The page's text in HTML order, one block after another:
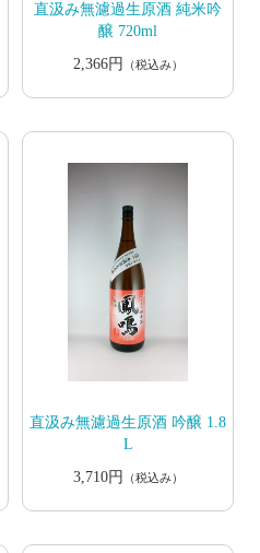
直汲み無濾過生原酒 純米吟
醸 720ml
2,366円
（税込み）
直汲み無濾過生原酒 吟醸 1.8
L
3,710円
（税込み）